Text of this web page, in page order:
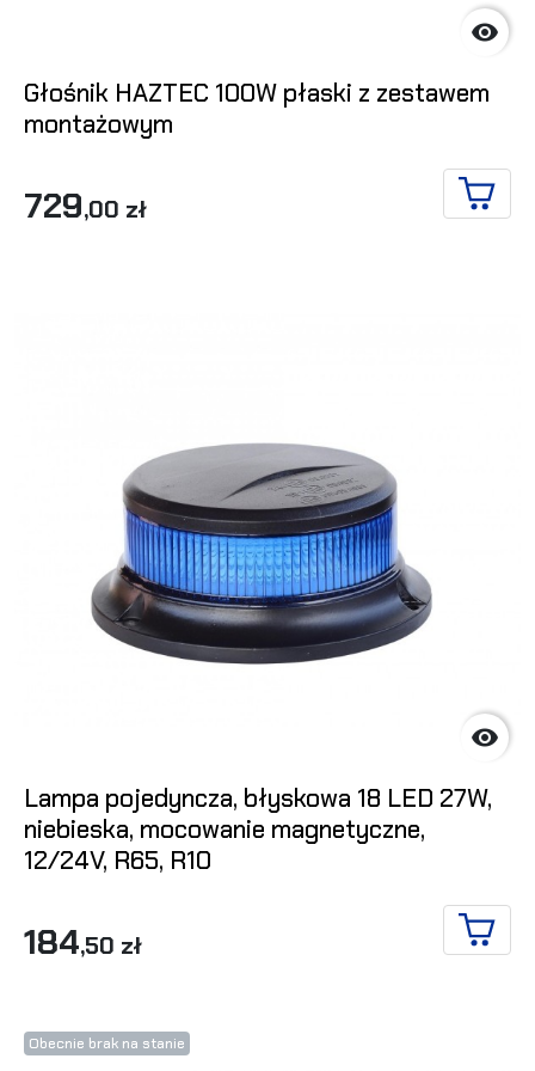

Głośnik HAZTEC 100W płaski z zestawem
montażowym
729,00 zł DO

Lampa pojedyncza, błyskowa 18 LED 27W,
niebieska, mocowanie magnetyczne,
12/24V, R65, R10
184,50 zł DO
Obecnie brak na stanie